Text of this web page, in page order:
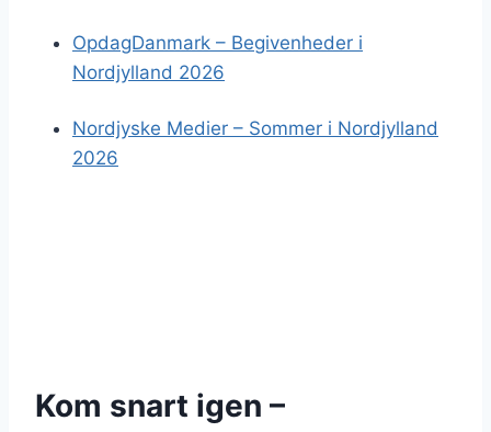
OpdagDanmark – Begivenheder i
Nordjylland 2026
Nordjyske Medier – Sommer i Nordjylland
2026
Kom snart igen –